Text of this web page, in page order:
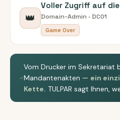
👑
Voller Zugriff auf
Domain-Admin · DC01
Game Over
Vom Drucker im Sekretariat
Mandantenakten — ein
Kette. TULPAR sagt Ihnen,